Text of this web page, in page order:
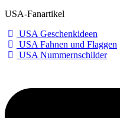
USA-Fanartikel
USA Geschenkideen
USA Fahnen und Flaggen
USA Nummernschilder